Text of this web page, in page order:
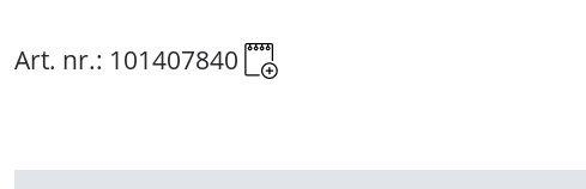
Art. nr.: 101407840